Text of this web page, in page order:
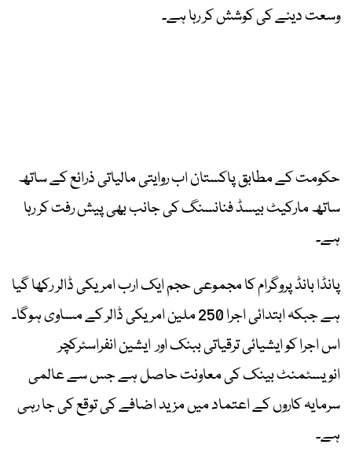
وسعت دینے کی کوشش کر رہا ہے۔
حکومت کے مطابق پاکستان اب روایتی مالیاتی ذرائع کے ساتھ
ساتھ مارکیٹ بیسڈ فنانسنگ کی جانب بھی پیش رفت کر رہا
ہے۔
پانڈا بانڈ پروگرام کا مجموعی حجم ایک ارب امریکی ڈالر رکھا گیا
ہے جبکہ ابتدائی اجرا 250 ملین امریکی ڈالر کے مساوی ہوگا۔
اس اجرا کو ایشیائی ترقیاتی ببنک اور ایشین انفراسٹرکچر
انویسٹمنٹ بینک کی معاونت حاصل ہے جس سے عالمی
سرمایہ کاروں کے اعتماد میں مزید اضافے کی توقع کی جا رہی
ہے۔